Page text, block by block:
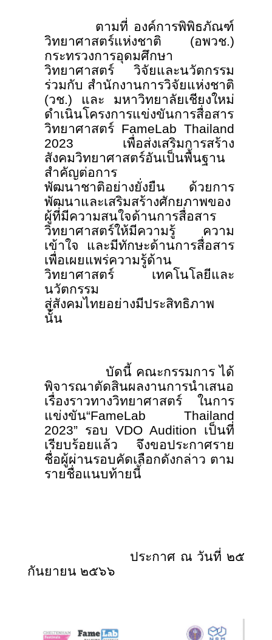
ตามที่ องค์การพิพิธภัณฑ์
วิทยาศาสตร์แห่งชาติ (อพวช.)
กระทรวงการอุดมศึกษา
วิทยาศาสตร์ วิจัยและนวัตกรรม
ร่วมกับ สำนักงานการวิจัยแห่งชาติ
(วช.) และ มหาวิทยาลัยเชียงใหม่
ดำเนินโครงการแข่งขันการสื่อสาร
วิทยาศาสตร์ FameLab Thailand
2023 เพื่อส่งเสริมการสร้าง
สังคมวิทยาศาสตร์อันเป็นพื้นฐาน
สำคัญต่อการ
พัฒนาชาติอย่างยั่งยืน ด้วยการ
พัฒนาและเสริมสร้างศักยภาพของ
ผู้ที่มีความสนใจด้านการสื่อสาร
วิทยาศาสตร์ให้มีความรู้ ความ
เข้าใจ และมีทักษะด้านการสื่อสาร
เพื่อเผยแพร่ความรู้ด้าน
วิทยาศาสตร์ เทคโนโลยีและ
นวัตกรรม
สู่สังคมไทยอย่างมีประสิทธิภาพ
นั้น
บัดนี้ คณะกรรมการ ได้
พิจารณาตัดสินผลงานการนำเสนอ
เรื่องราวทางวิทยาศาสตร์ ในการ
แข่งขัน“FameLab Thailand
2023” รอบ VDO Audition เป็นที่
เรียบร้อยแล้ว จึงขอประกาศราย
ชื่อผู้ผ่านรอบคัดเลือกดังกล่าว ตาม
รายชื่อแนบท้ายนี้
ประกาศ ณ วันที่ ๒๕
กันยายน ๒๕๖๖